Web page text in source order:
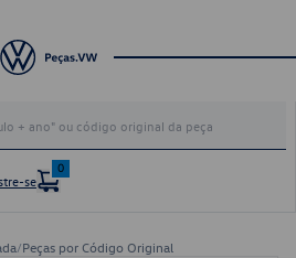
se
0
/Peças por Código Original